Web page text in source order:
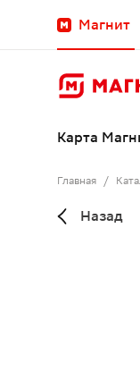
Магнит
Карта
Главная /
Назад